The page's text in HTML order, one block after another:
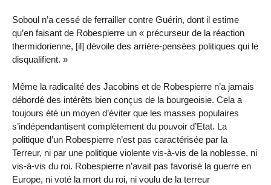
Soboul n’a cessé de ferrailler contre Guérin, dont il estime
qu’en faisant de Robespierre un « précurseur de la réaction
thermidorienne, [il] dévoile des arrière-pensées politiques qui le
disqualifient. »
Même la radicalité des Jacobins et de Robespierre n’a jamais
débordé des intérêts bien conçus de la bourgeoisie. Cela a
toujours été un moyen d’éviter que les masses populaires
s’indépendantisent complètement du pouvoir d’Etat. La
politique d’un Robespierre n’est pas caractérisée par la
Terreur, ni par une politique violente vis-à-vis de la noblesse, ni
vis-à-vis du roi. Robespierre n’avait pas favorisé la guerre en
Europe, ni voté la mort du roi, ni voulu de la terreur